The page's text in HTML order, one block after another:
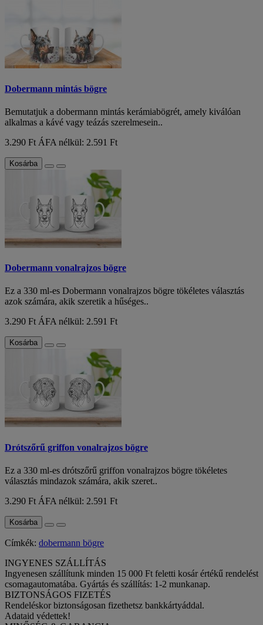
Dobermann mintás bögre
Bemutatjuk a dobermann mintás kerámiabögrét, amely kiválóan
alkalmas a kávé vagy teázás szerelmesein..
3.290 Ft ÁFA nélkül: 2.591 Ft
Kosárba
Dobermann vonalrajzos bögre
Ez a 330 ml-es Dobermann vonalrajzos bögre tökéletes választás
azok számára, akik szeretik a hűséges..
3.290 FtÁFA nélkül: 2.591 Ft
Kosárba
Drótszőrű griffon vonalrajzos bögre
Ez a 330 ml-es drótszőrű griffon vonalrajzos bögre tökéletes
választás mindazok számára, akik szeret..
3.290 Ft ÁFA nélkül: 2.591 Ft
Kosárba
Címkék: dobermann bögre
INGYENES SZÁLLÍTÁS
Ingyenesen szállítunk minden 15 000 Ft feletti kosár értékű rendelést
csomagautomatába. Gyártás és szállítás: 1-2 munkanap.
BIZTONSÁGOS FIZETÉS
Rendeléskor biztonságosan fizethetsz bankkártyáddal.
Adataid védettek!